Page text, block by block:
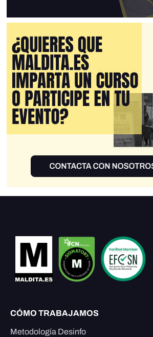
CÓMO TRABAJAMOS
Metodología Desinfo